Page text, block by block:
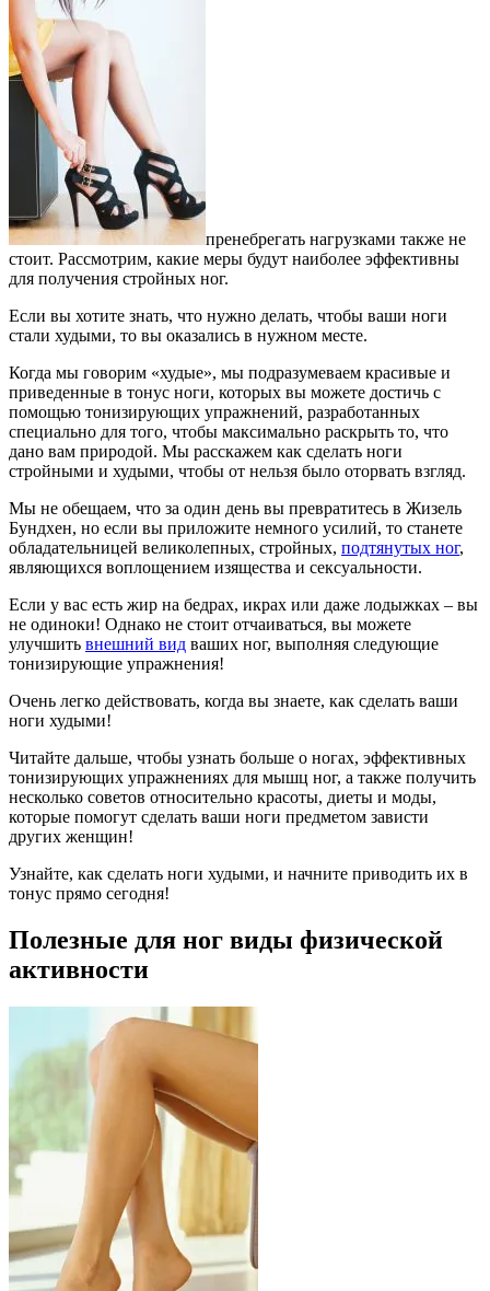
пренебрегать нагрузками также не
стоит. Рассмотрим, какие меры будут наиболее эффективны
для получения стройных ног.
Если вы хотите знать, что нужно делать, чтобы ваши ноги
стали худыми, то вы оказались в нужном месте.
Когда мы говорим «худые», мы подразумеваем красивые и
приведенные в тонус ноги, которых вы можете достичь с
помощью тонизирующих упражнений, разработанных
специально для того, чтобы максимально раскрыть то, что
дано вам природой. Мы расскажем как сделать ноги
стройными и худыми, чтобы от нельзя было оторвать взгляд.
Мы не обещаем, что за один день вы превратитесь в Жизель
Бундхен, но если вы приложите немного усилий, то станете
обладательницей великолепных, стройных, подтянутых ног,
являющихся воплощением изящества и сексуальности.
Если у вас есть жир на бедрах, икрах или даже лодыжках – вы
не одиноки! Однако не стоит отчаиваться, вы можете
улучшить внешний вид ваших ног, выполняя следующие
тонизирующие упражнения!
Очень легко действовать, когда вы знаете, как сделать ваши
ноги худыми!
Читайте дальше, чтобы узнать больше о ногах, эффективных
тонизирующих упражнениях для мышц ног, а также получить
несколько советов относительно красоты, диеты и моды,
которые помогут сделать ваши ноги предметом зависти
других женщин!
Узнайте, как сделать ноги худыми, и начните приводить их в
тонус прямо сегодня!
Полезные для ног виды физической
активности